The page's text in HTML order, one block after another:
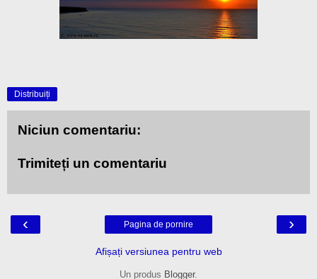
Distribuiți
Niciun comentariu:
Trimiteți un comentariu
‹ ›
Pagina de pornire
Afișați versiunea pentru web
Un produs Blogger.